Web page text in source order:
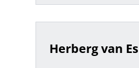
Herberg van Es